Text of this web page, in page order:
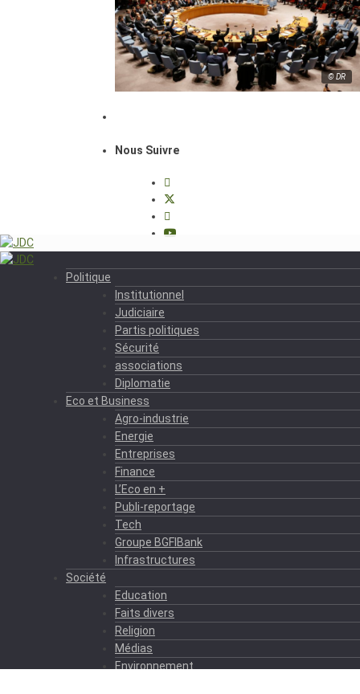
© DR
Nous Suivre
Politique
Institutionnel
Judiciaire
Partis politiques
Sécurité
associations
Diplomatie
Eco et Business
Agro-industrie
Energie
Entreprises
Finance
L’Eco en +
Publi-reportage
Tech
Groupe BGFIBank
Infrastructures
Société
Education
Faits divers
Religion
Médias
Environnement